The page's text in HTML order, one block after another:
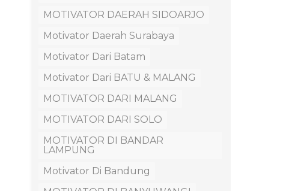
MOTIVATOR DAERAH SIDOARJO
Motivator Daerah Surabaya
Motivator Dari Batam
Motivator Dari BATU & MALANG
MOTIVATOR DARI MALANG
MOTIVATOR DARI SOLO
MOTIVATOR DI BANDAR
LAMPUNG
Motivator Di Bandung